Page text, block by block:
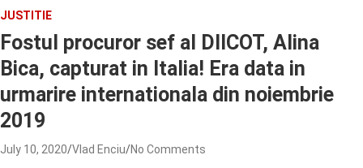
JUSTITIE
Fostul procuror sef al DIICOT, Alina
Bica, capturat in Italia! Era data in
urmarire internationala din noiembrie
2019
July 10, 2020 Vlad Enciu No Comments